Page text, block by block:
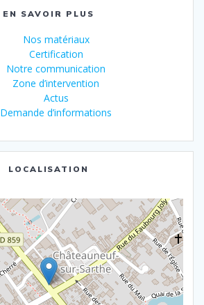
EN SAVOIR PLUS
Nos matériaux
Certification
Notre communication
Zone d’intervention
Actus
Demande d’informations
LOCALISATION